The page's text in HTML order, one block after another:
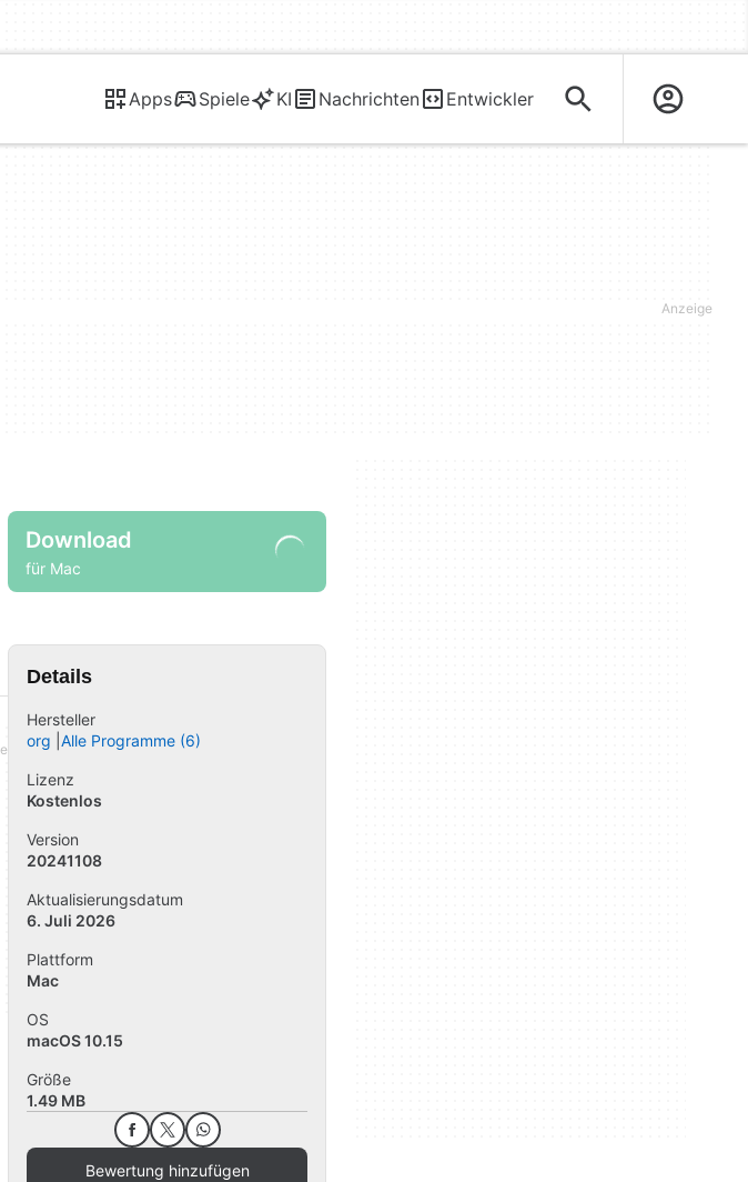
Apps Spiele KI Nachrichten Entwickler
Download
für Mac
Details
Hersteller
org Alle Programme (6)
Lizenz
Kostenlos
Version
20241108
Aktualisierungsdatum
6. Juli 2026
Plattform
Mac
OS
macOS 10.15
Größe
1.49 MB
Bewertung hinzufügen